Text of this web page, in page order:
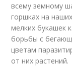
всему земному
горшках на
мелких букашек
борьбы с
цветам
от них растений.